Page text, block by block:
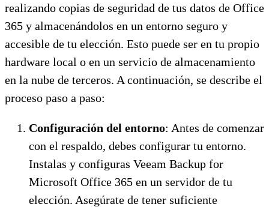
realizando copias de seguridad de tus datos de Office
365 y almacenándolos en un entorno seguro y
accesible de tu elección. Esto puede ser en tu propio
hardware local o en un servicio de almacenamiento
en la nube de terceros. A continuación, se describe el
proceso paso a paso:
Configuración del entorno: Antes de comenzar
con el respaldo, debes configurar tu entorno.
Instalas y configuras Veeam Backup for
Microsoft Office 365 en un servidor de tu
elección. Asegúrate de tener suficiente